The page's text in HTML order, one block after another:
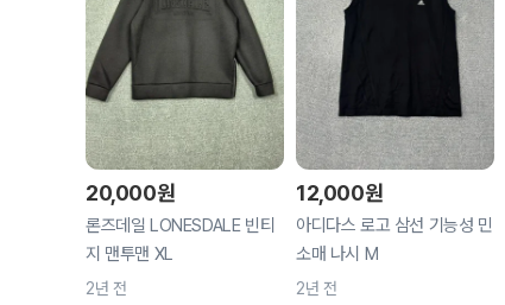
20,000원
론즈데일 LONESDALE 빈티
지 맨투맨 XL
2년 전
12,000원
아디다스 로고 삼선 기능성 민
소매 나시 M
2년 전